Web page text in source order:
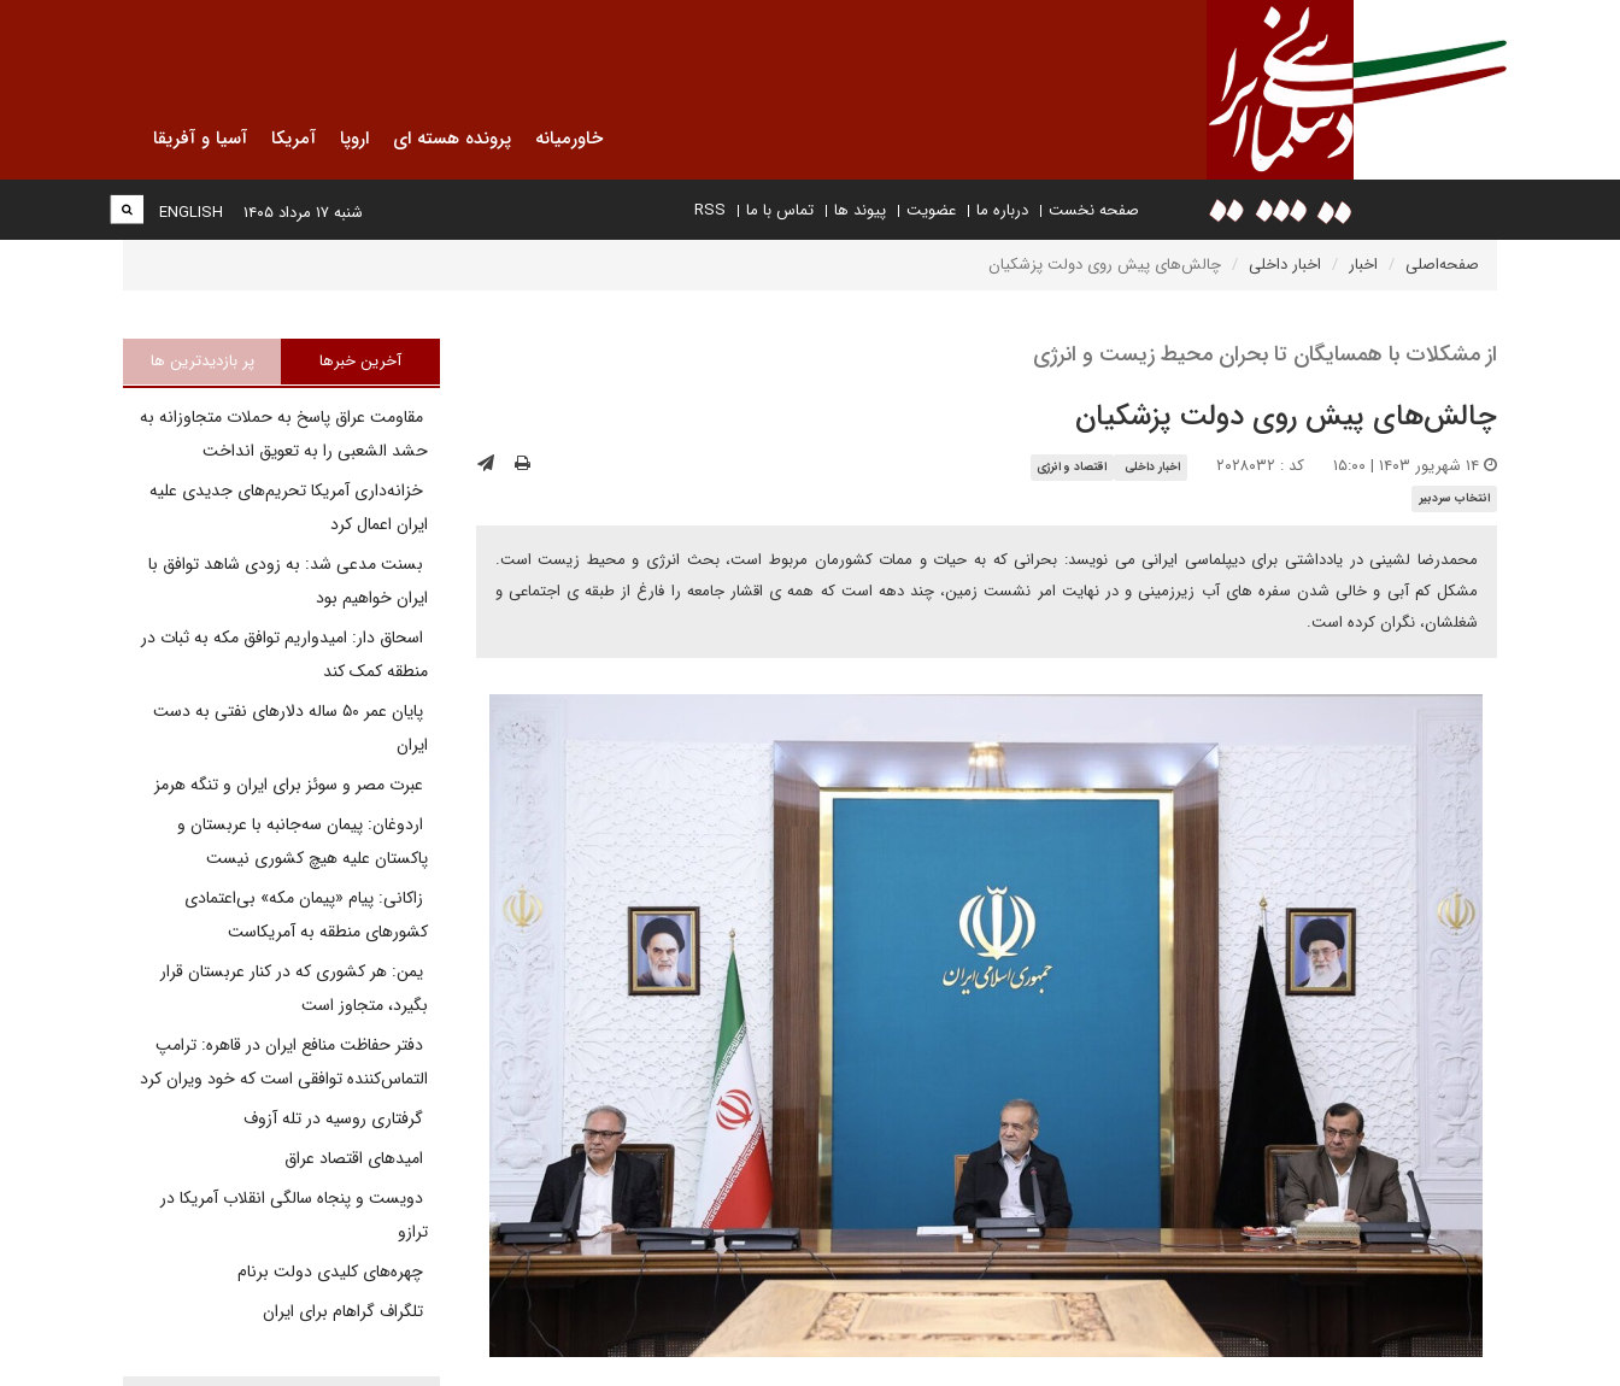
خاورمیانه پرونده هسته ای اروپا آمریکا آسیا و آفریقا
صفحه نخست درباره ما عضویت پیوند ها تماس با ما RSS
ENGLISH شنبه ۱۷ مرداد ۱۴۰۵
صفحه‌اصلی اخبار اخبار داخلی چالش‌های پیش روی دولت پزشکیان
از مشکلات با همسایگان تا بحران محیط زیست و انرژی
چالش‌های پیش روی دولت پزشکیان
کد : ۲۰۲۸۰۳۲ اخبار داخلی
اقتصاد و انرژی
انتخاب سردبیر
محمدرضا لشینی در یادداشتی برای دیپلماسی ایرانی می نویسد: بحرانی که به حیات و ممات کشورمان مربوط است، بحث انرژی و محیط زیست است.
مشکل کم آبی و خالی شدن سفره های آب زیرزمینی و در نهایت امر نشست زمین، چند دهه است که همه ی اقشار جامعه را فارغ از طبقه ی اجتماعی و
شغلشان، نگران کرده است.
آخرین خبرها پر بازدیدترین ها
مقاومت عراق پاسخ به حملات متجاوزانه به
حشد الشعبی را به تعویق انداخت
خزانه‌داری آمریکا تحریم‌های جدیدی علیه
ایران اعمال کرد
بسنت مدعی شد: به زودی شاهد توافق با
ایران خواهیم بود
اسحاق دار: امیدواریم توافق مکه به ثبات در
منطقه کمک کند
پایان عمر ۵۰ ساله دلارهای نفتی به دست
ایران
عبرت مصر و سوئز برای ایران و تنگه هرمز
اردوغان: پیمان سه‌جانبه با عربستان و
پاکستان علیه هیچ کشوری نیست
زاکانی: پیام «پیمان مکه» بی‌اعتمادی
کشورهای منطقه به آمریکاست
یمن: هر کشوری که در کنار عربستان قرار
بگیرد، متجاوز است
دفتر حفاظت منافع ایران در قاهره: ترامپ
التماس‌کننده توافقی است که خود ویران کرد
گرفتاری روسیه در تله آزوف
امیدهای اقتصاد عراق
دویست و پنجاه سالگی انقلاب آمریکا در
ترازو
چهره‌های کلیدی دولت برنام
تلگراف گراهام برای ایران